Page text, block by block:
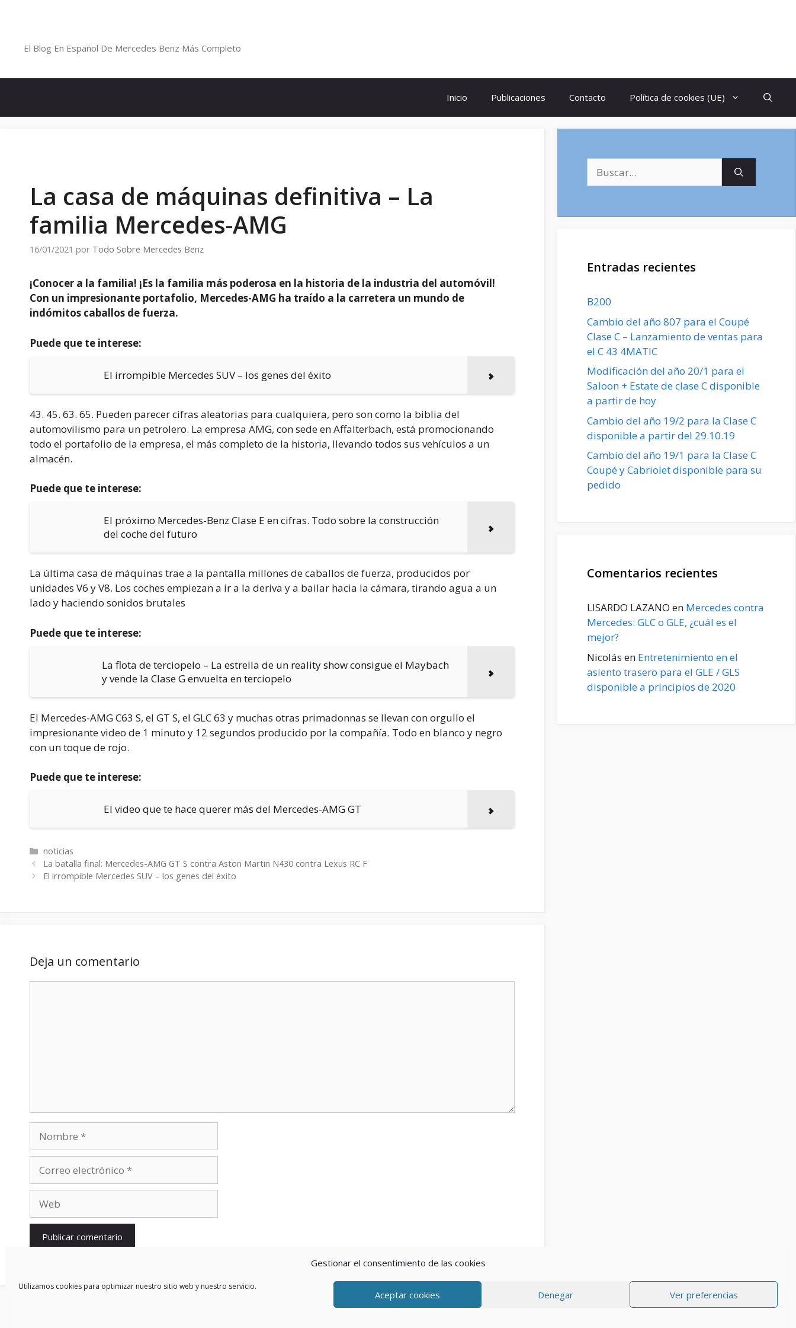
Gestionar el consentimiento de las cookies
Utilizamos cookies para optimizar nuestro sitio web y nuestro servicio.
Aceptar cookies Denegar Ver preferencias
El Blog En Español De Mercedes Benz Más Completo
Inicio Publicaciones Contacto Política de cookies (UE)
La casa de máquinas definitiva – La
familia Mercedes-AMG
16/01/2021 por Todo Sobre Mercedes Benz
¡Conocer a la familia! ¡Es la familia más poderosa en la historia de la industria del automóvil!
Con un impresionante portafolio, Mercedes-AMG ha traído a la carretera un mundo de
indómitos caballos de fuerza.
Puede que te interese:
El irrompible Mercedes SUV – los genes del éxito
43. 45. 63. 65. Pueden parecer cifras aleatorias para cualquiera, pero son como la biblia del
automovilismo para un petrolero. La empresa AMG, con sede en Affalterbach, está promocionando
todo el portafolio de la empresa, el más completo de la historia, llevando todos sus vehículos a un
almacén.
Puede que te interese:
El próximo Mercedes-Benz Clase E en cifras. Todo sobre la construcción
del coche del futuro
La última casa de máquinas trae a la pantalla millones de caballos de fuerza, producidos por
unidades V6 y V8. Los coches empiezan a ir a la deriva y a bailar hacia la cámara, tirando agua a un
lado y haciendo sonidos brutales
Puede que te interese:
La flota de terciopelo – La estrella de un reality show consigue el Maybach
y vende la Clase G envuelta en terciopelo
El Mercedes-AMG C63 S, el GT S, el GLC 63 y muchas otras primadonnas se llevan con orgullo el
impresionante video de 1 minuto y 12 segundos producido por la compañía. Todo en blanco y negro
con un toque de rojo.
Puede que te interese:
El video que te hace querer más del Mercedes-AMG GT
Categorías
noticias
La batalla final: Mercedes-AMG GT S contra Aston Martin N430 contra Lexus RC F
El irrompible Mercedes SUV – los genes del éxito
Deja un comentario
electrónico
Entradas recientes
B200
Cambio del año 807 para el Coupé
Clase C – Lanzamiento de ventas para
el C 43 4MATIC
Modificación del año 20/1 para el
Saloon + Estate de clase C disponible
a partir de hoy
Cambio del año 19/2 para la Clase C
disponible a partir del 29.10.19
Cambio del año 19/1 para la Clase C
Coupé y Cabriolet disponible para su
pedido
Comentarios recientes
LISARDO LAZANO en Mercedes contra
Mercedes: GLC o GLE, ¿cuál es el
mejor?
Nicolás en Entretenimiento en el
asiento trasero para el GLE / GLS
disponible a principios de 2020